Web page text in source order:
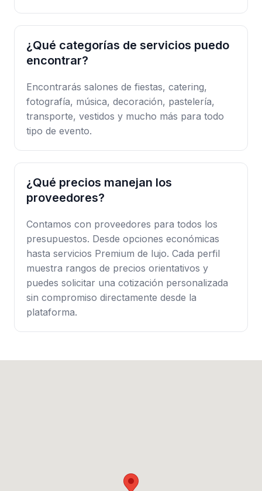
¿Qué categorías de servicios puedo
encontrar?
Encontrarás salones de fiestas, catering,
fotografía, música, decoración, pastelería,
transporte, vestidos y mucho más para todo
tipo de evento.
¿Qué precios manejan los
proveedores?
Contamos con proveedores para todos los
presupuestos. Desde opciones económicas
hasta servicios Premium de lujo. Cada perfil
muestra rangos de precios orientativos y
puedes solicitar una cotización personalizada
sin compromiso directamente desde la
plataforma.